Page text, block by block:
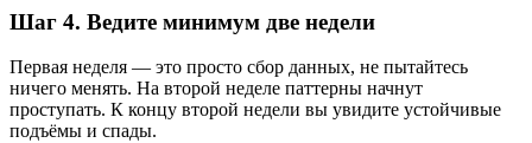
Шаг 4. Ведите минимум две недели
Первая неделя — это просто сбор данных, не пытайтесь
ничего менять. На второй неделе паттерны начнут
проступать. К концу второй недели вы увидите устойчивые
подъёмы и спады.